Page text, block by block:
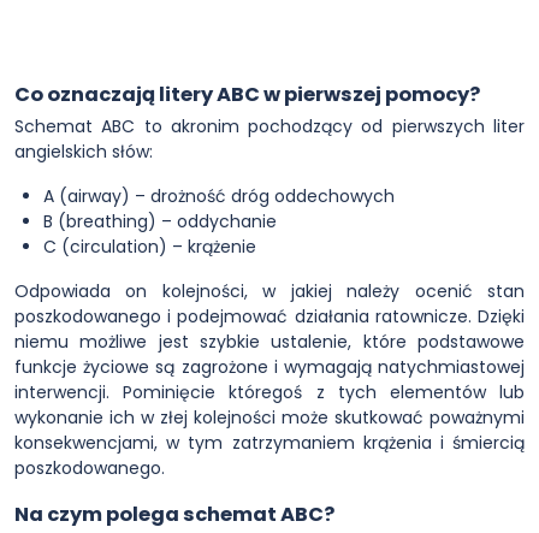
Co oznaczają litery ABC w pierwszej pomocy?
Schemat ABC to akronim pochodzący od pierwszych liter
angielskich słów:
A (airway) – drożność dróg oddechowych
B (breathing) – oddychanie
C (circulation) – krążenie
Odpowiada on kolejności, w jakiej należy ocenić stan
poszkodowanego i podejmować działania ratownicze. Dzięki
niemu możliwe jest szybkie ustalenie, które podstawowe
funkcje życiowe są zagrożone i wymagają natychmiastowej
interwencji. Pominięcie któregoś z tych elementów lub
wykonanie ich w złej kolejności może skutkować poważnymi
konsekwencjami, w tym zatrzymaniem krążenia i śmiercią
poszkodowanego.
Na czym polega schemat ABC?